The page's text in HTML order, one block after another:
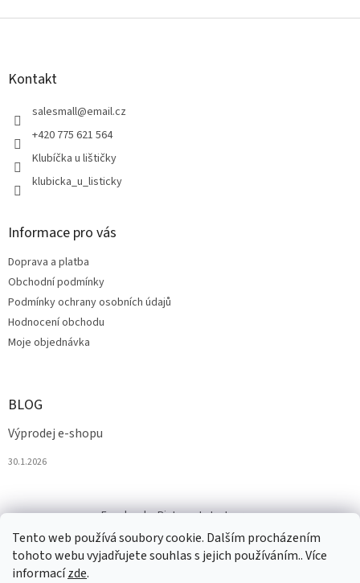
Tento web používá soubory cookie. Dalším procházením
tohoto webu vyjadřujete souhlas s jejich používáním.. Více
informacízde.
Z
Kontakt
salesmall@email.cz
+420 775 621 564
Klubíčka u lištičky
klubicka_u_listicky
Informace pro vás
Doprava a platba
Obchodní podmínky
Podmínky ochrany osobních údajů
Hodnocení obchodu
Moje objednávka
BLOG
Výprodej e-shopu
30.1.2026
Facebook Pinterest Instagram